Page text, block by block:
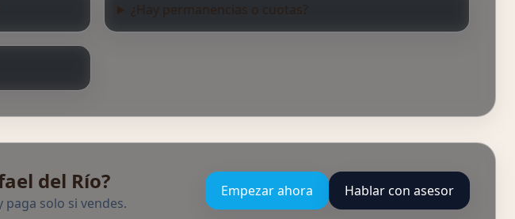
¿Hay permanencias o cuotas?
del Río?
solo si vendes.
Empezar ahora Hablar con asesor